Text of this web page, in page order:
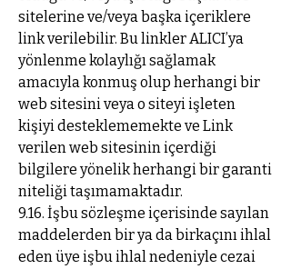
sitelerine ve/veya başka içeriklere
link verilebilir. Bu linkler ALICI’ya
yönlenme kolaylığı sağlamak
amacıyla konmuş olup herhangi bir
web sitesini veya o siteyi işleten
kişiyi desteklememekte ve Link
verilen web sitesinin içerdiği
bilgilere yönelik herhangi bir garanti
niteliği taşımamaktadır.
9.16. İşbu sözleşme içerisinde sayılan
maddelerden bir ya da birkaçını ihlal
eden üye işbu ihlal nedeniyle cezai